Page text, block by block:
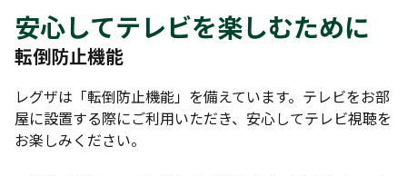
安心してテレビを楽しむために
転倒防止機能
レグザは「転倒防止機能」を備えています。テレビをお部
屋に設置する際にご利用いただき、安心してテレビ視聴を
お楽しみください。